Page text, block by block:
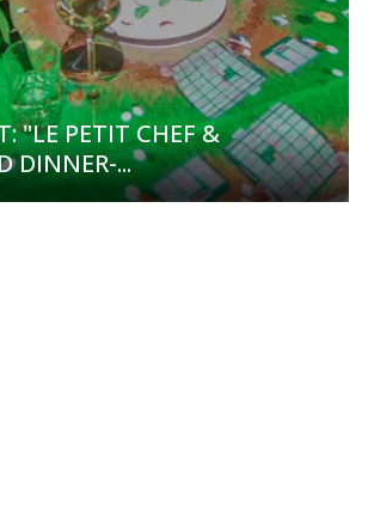
"LE PETIT CHEF &
DINNER-...